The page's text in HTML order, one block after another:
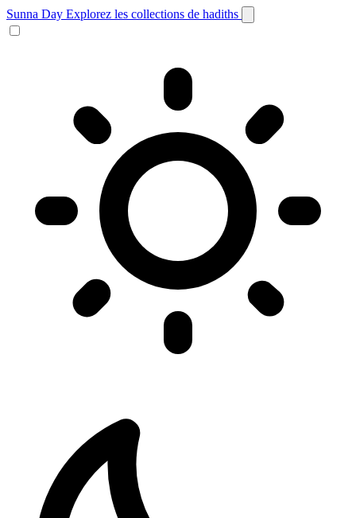
Sunna Day Explorez les collections de hadiths